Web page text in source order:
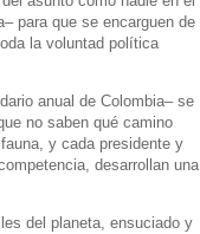
para que se encarguen de
la voluntad política
anual de Colombia– se
no saben qué camino
y cada presidente y
desarrollan una
del planeta, ensuciado y